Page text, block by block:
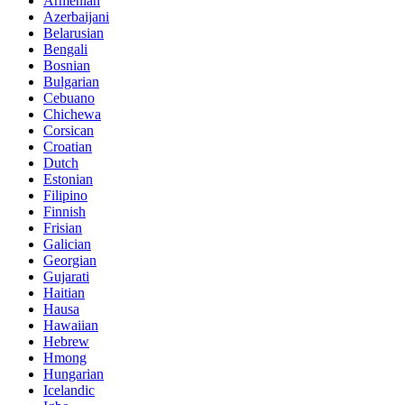
Azerbaijani
Belarusian
Bengali
Bosnian
Bulgarian
Cebuano
Chichewa
Corsican
Croatian
Dutch
Estonian
Filipino
Finnish
Frisian
Galician
Georgian
Gujarati
Haitian
Hausa
Hawaiian
Hebrew
Hmong
Hungarian
Icelandic